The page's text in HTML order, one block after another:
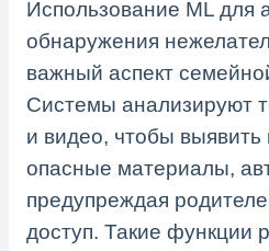
Использование ML для
обнаружения
важный аспект
Системы анализируют
и видео, чтобы выявить
опасные материалы,
предупреждая
доступ. Такие функции